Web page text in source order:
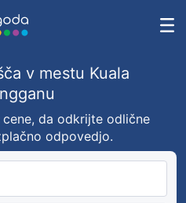
v mestu Kuala
da odkrijte odlične
odpovedjo.